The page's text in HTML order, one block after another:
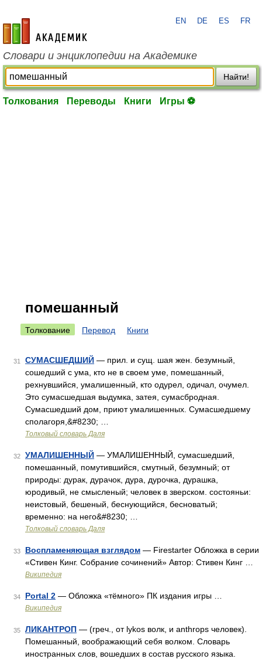
academic.ru
EN DE ES FR
Словари и энциклопедии на Академике
Найти!
Толкования Переводы Книги Игры ⚽
помешанный
Толкование Перевод Книги
31 СУМАСШЕДШИЙ — прил. и сущ. шая жен. безумный,
сошедший с ума, кто не в своем уме, помешанный,
рехнувшийся, умалишенный, кто одурел, одичал, очумел.
Это сумасшедшая выдумка, затея, сумасбродная.
Сумасшедший дом, приют умалишенных. Сумасшедшему
сполагоря,&#8230; …
Толковый словарь Даля
32 УМАЛИШЕННЫЙ — УМАЛИШЕННЫЙ, сумасшедший,
помешанный, помутившийся, смутный, безумный; от
природы: дурак, дурачок, дура, дурочка, дурашка,
юродивый, не смысленый; человек в зверском. состояньи:
неистовый, бешеный, беснующийся, бесноватый;
временно: на него&#8230; …
Толковый словарь Даля
33 Воспламеняющая взглядом — Firestarter Обложка в серии
«Стивен Кинг. Собрание сочинений» Автор: Стивен Кинг …
Википедия
34 Portal 2 — Обложка «тёмного» ПК издания игры …
Википедия
35 ЛИКАНТРОП — (греч., от lykos волк, и anthrops человек).
Помешанный, воображающий себя волком. Словарь
иностранных слов, вошедших в состав русского языка.